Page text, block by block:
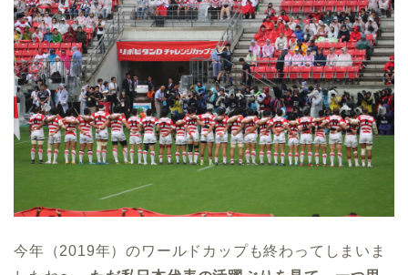
今年（2019年）のワールドカップも終わってしまいま